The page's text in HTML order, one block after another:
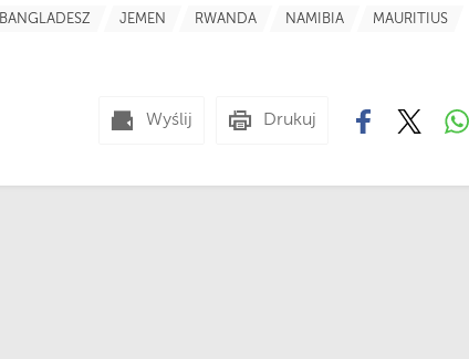
BANGLADESZ JEMEN RWANDA NAMIBIA MAURITIUS
Wyślij Drukuj